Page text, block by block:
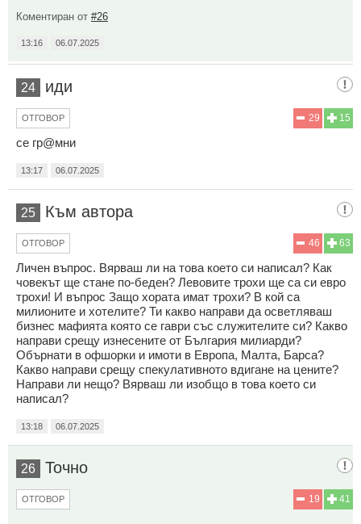
Коментиран от #26
13:16 06.07.2025
24 иди
15
29
ОТГОВОР
се гр@мни
13:17 06.07.2025
25 Към автора
63
46
ОТГОВОР
Личен въпрос. Вярваш ли на това което си написал? Как
човекът ще стане по-беден? Левовите трохи ще са си евро
трохи! И въпрос Защо хората имат трохи? В кой са
милионите и хотелите? Ти какво направи да осветляваш
бизнес мафията която се гаври със служителите си? Какво
направи срещу изнесените от България милиарди?
Обърнати в офшорки и имоти в Европа, Малта, Барса?
Какво направи срещу спекулативното вдигане на цените?
Направи ли нещо? Вярваш ли изобщо в това което си
написал?
13:18 06.07.2025
26 Точно
41
19
ОТГОВОР